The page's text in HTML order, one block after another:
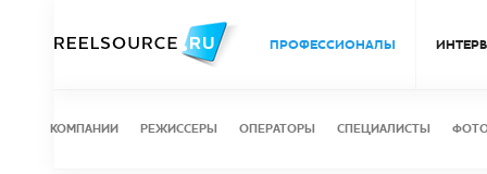
ПРОФЕССИОНАЛЫ
КОМПАНИИ РЕЖИССЕРЫ ОПЕРАТОРЫ СПЕЦИАЛИСТЫ